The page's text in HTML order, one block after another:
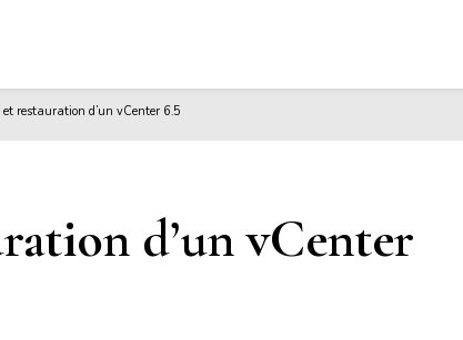
et restauration d’un vCenter 6.5
d’un vCenter